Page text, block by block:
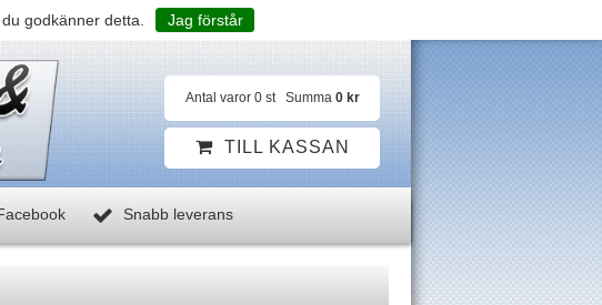
godkänner detta. Jag förstår
Antal varor 0 st Summa 0 kr
TILL KASSAN
Snabb leverans